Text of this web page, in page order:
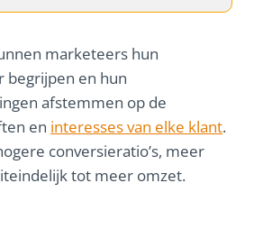
marketeers hun
begrijpen en hun
afstemmen op de
en interesses van elke klant.
conversieratio’s, meer
tot meer omzet.